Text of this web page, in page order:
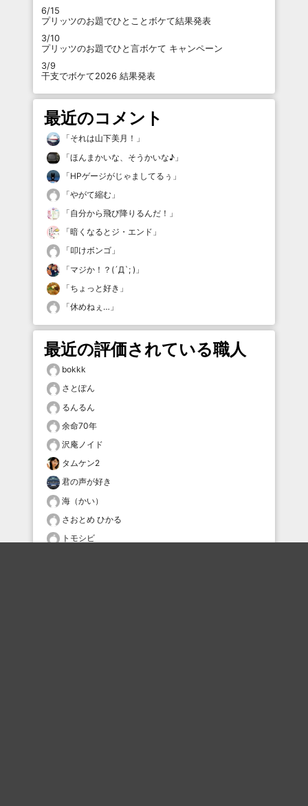
6/15
プリッツのお題でひとことボケて結果発表
3/10
プリッツのお題でひと言ボケて キャンペーン
3/9
干支でボケて2026 結果発表
最近のコメント
「それは山下美月！ 」
「ほんまかいな、そうかいな♪ 」
「HPゲージがじゃましてるぅ 」
「やがて縮む 」
「自分から飛び降りるんだ！ 」
「暗くなるとジ・エンド 」
「叩けボンゴ 」
「マジか！？(´Д`; ) 」
「ちょっと好き 」
「休めねぇ… 」
最近の評価されている職人
bokkk
さとぽん
るんるん
余命70年
沢庵ノイド
タムケン2
君の声が好き
海（かい）
さおとめ ひかる
トモシビ